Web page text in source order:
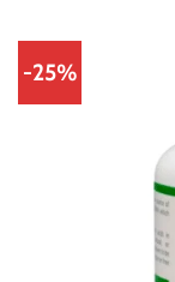
-25%